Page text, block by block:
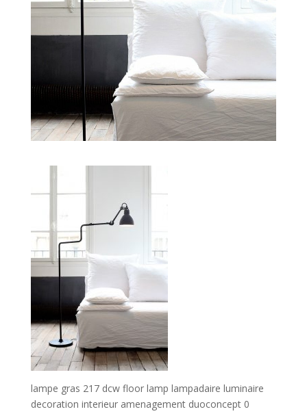
lampe gras 217 dcw floor lamp lampadaire luminaire
decoration interieur amenagement duoconcept 0